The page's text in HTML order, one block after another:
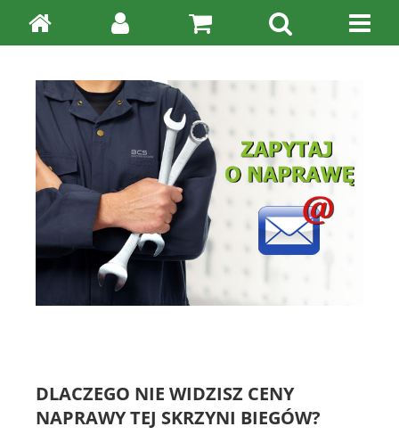
DLACZEGO NIE WIDZISZ CENY
NAPRAWY TEJ SKRZYNI BIEGÓW?